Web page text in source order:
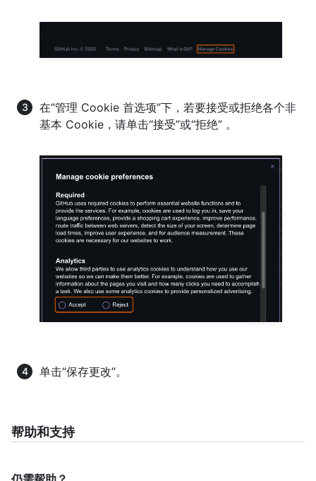
在“管理 Cookie 首选项”下，若要接受或拒绝各个非
基本 Cookie，请单击“接受”或“拒绝” 。
单击“保存更改”。
帮助和支持